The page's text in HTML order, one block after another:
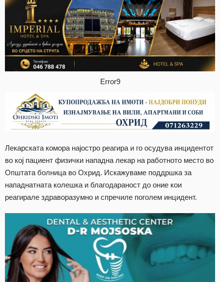
Error9
Лекарската комора најостро реагира и го осудува инцидентот
во кој пациент физички нападна лекар на работното место во
Општата болница во Охрид. Искажуваме поддршка за
нападнатната колешка и благодараност до оние кои
реагирале здраворазумно и спречиле поголем инцидент.